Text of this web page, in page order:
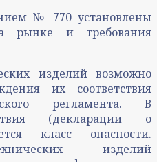
№ 770 установлены
рынке и требования
изделий возможно
их соответствия
регламента. В
(декларации о
класс опасности.
изделий